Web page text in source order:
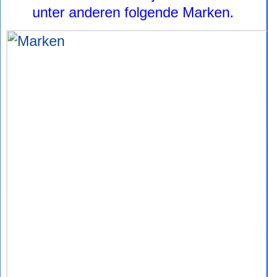
unter anderen folgende Marken.